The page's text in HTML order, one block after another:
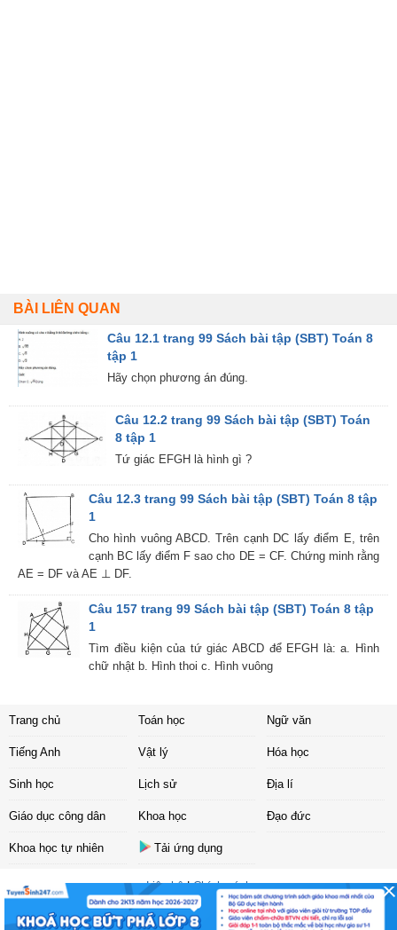
BÀI LIÊN QUAN
Câu 12.1 trang 99 Sách bài tập (SBT) Toán 8
tập 1
Hãy chọn phương án đúng.
Câu 12.2 trang 99 Sách bài tập (SBT) Toán
8 tập 1
Tứ giác EFGH là hình gì ?
Câu 12.3 trang 99 Sách bài tập (SBT) Toán 8 tập
1
Cho hình vuông ABCD. Trên cạnh DC lấy điểm E, trên
cạnh BC lấy điểm F sao cho DE = CF. Chứng minh rằng
AE = DF và AE ⊥ DF.
Câu 157 trang 99 Sách bài tập (SBT) Toán 8 tập
1
Tìm điều kiện của tứ giác ABCD để EFGH là: a. Hình
chữ nhật b. Hình thoi c. Hình vuông
Trang chủ Toán học Ngữ văn
Tiếng Anh Vật lý Hóa học
Sinh học Lịch sử Địa lí
Giáo dục công dân Khoa học Đạo đức
Khoa học tự nhiên Tải ứng dụng
Liên hệ|Chính sách
Copyright ©2017 Sachbaitap.com